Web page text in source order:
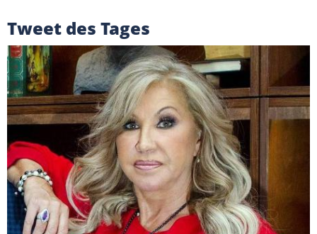
Tweet des Tages